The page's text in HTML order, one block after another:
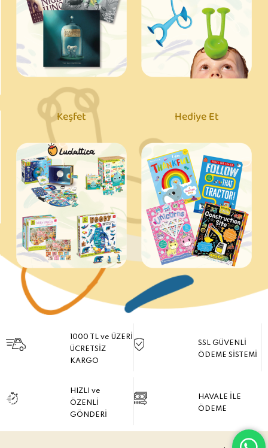
Keşfet Hediye Et
1000 TL ve ÜZERİ
ÜCRETSİZ
KARGO
SSL GÜVENLİ
ÖDEME SİSTEMİ
HIZLI ve
ÖZENLİ
GÖNDERİ
HAVALE İLE
ÖDEME